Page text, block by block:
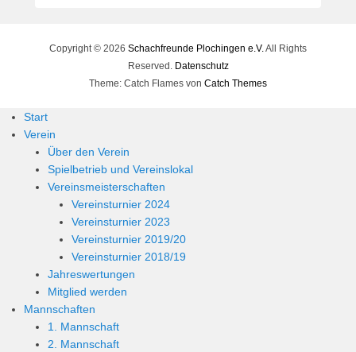
Copyright © 2026 Schachfreunde Plochingen e.V. All Rights
Reserved. Datenschutz
Theme: Catch Flames von Catch Themes
Start
Verein
Über den Verein
Spielbetrieb und Vereinslokal
Vereinsmeisterschaften
Vereinsturnier 2024
Vereinsturnier 2023
Vereinsturnier 2019/20
Vereinsturnier 2018/19
Jahreswertungen
Mitglied werden
Mannschaften
1. Mannschaft
2. Mannschaft